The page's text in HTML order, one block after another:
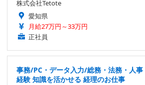
株式会社Tetote
愛知県
月給27万円～33万円
正社員
事務/PC・データ入力/総務・法務・人
経験 知識を活かせる 経理のお仕事